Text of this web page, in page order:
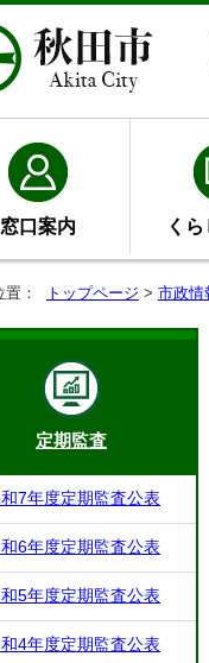
窓口案内 く
置： トップページ > 市政情
定期監査
7年度定期監査公表
6年度定期監査公表
5年度定期監査公表
4年度定期監査公表